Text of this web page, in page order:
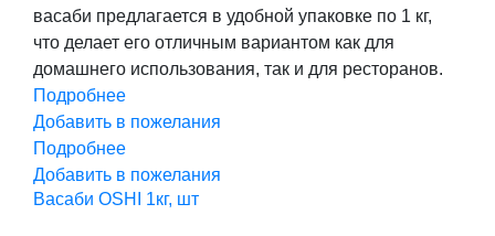
васаби предлагается в удобной упаковке по 1 кг,
что делает его отличным вариантом как для
домашнего использования, так и для ресторанов.
Подробнее
Добавить в пожелания
Подробнее
Добавить в пожелания
Васаби OSHI 1кг, шт